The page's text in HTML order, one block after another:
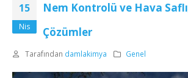
15
Nis
Nem Kontrolü ve Hava
Çözümler
Tarafından damlakimya Genel